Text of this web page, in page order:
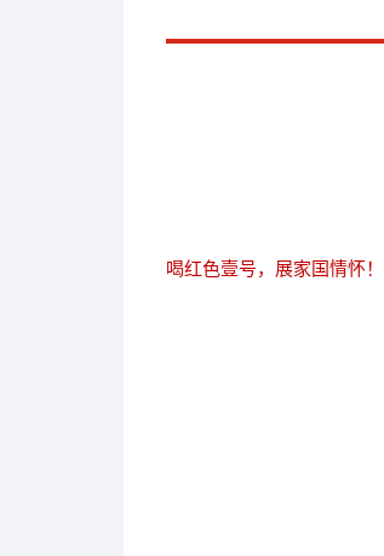
喝红色壹号，展家国情怀